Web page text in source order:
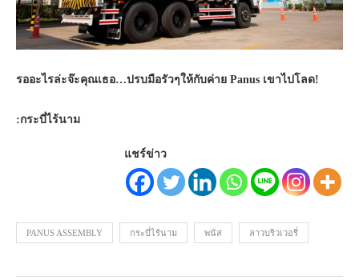
รออะไรล่ะจ๊ะคุณเธอ…ปรบมือรัวๆให้กับค่าย Panus เขาไปโลด!
:กระบี่ไร้นาม
แชร์ข่าว
PANUS ASSEMBLY กระบี่ไร้นาม พนัส ลาวบริวเวอรี่